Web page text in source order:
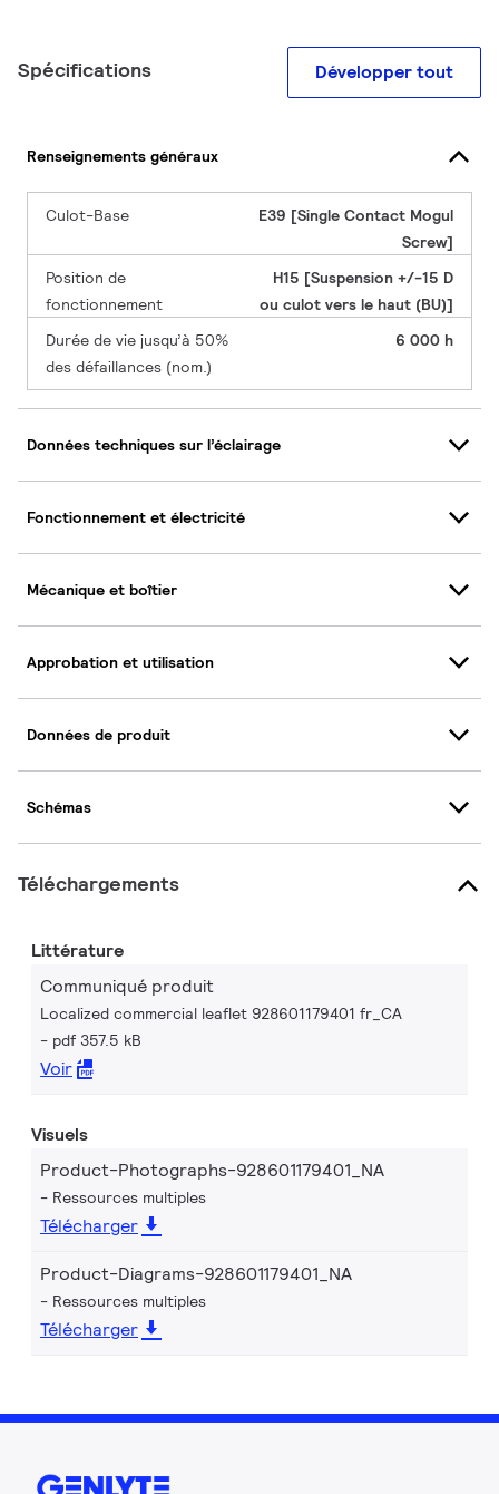
Spécifications Développer tout
Renseignements généraux
Culot-Base
E39 [Single Contact Mogul
Screw]
Position de
fonctionnement
H15 [Suspension +/-15 D
ou culot vers le haut (BU)]
Durée de vie jusqu’à 50%
des défaillances (nom.)
6 000 h
Données techniques sur l’éclairage
Fonctionnement et électricité
Mécanique et boîtier
Approbation et utilisation
Données de produit
Schémas
Téléchargements
Littérature
Communiqué produit
Localized commercial leaflet 928601179401 fr_CA
pdf 357.5 kB
Voir
Visuels
Product-Photographs-928601179401_NA
Ressources multiples
Télécharger
Product-Diagrams-928601179401_NA
Ressources multiples
Télécharger